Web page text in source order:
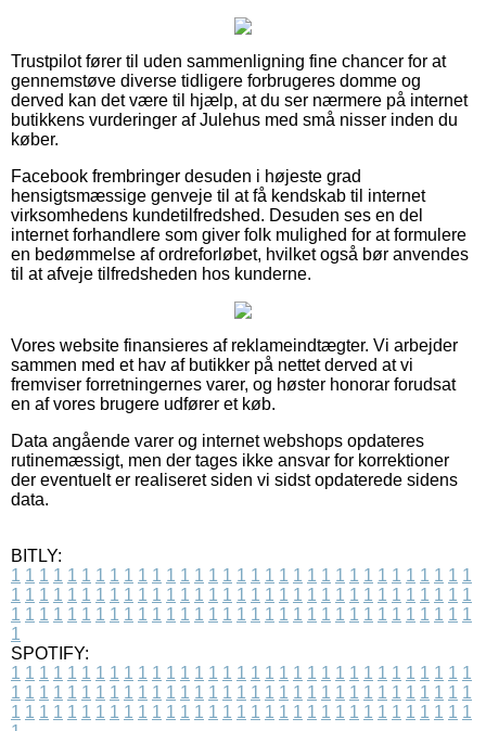
Trustpilot fører til uden sammenligning fine chancer for at
gennemstøve diverse tidligere forbrugeres domme og
derved kan det være til hjælp, at du ser nærmere på internet
butikkens vurderinger af Julehus med små nisser inden du
køber.
Facebook frembringer desuden i højeste grad
hensigtsmæssige genveje til at få kendskab til internet
virksomhedens kundetilfredshed. Desuden ses en del
internet forhandlere som giver folk mulighed for at formulere
en bedømmelse af ordreforløbet, hvilket også bør anvendes
til at afveje tilfredsheden hos kunderne.
Vores website finansieres af reklameindtægter. Vi arbejder
sammen med et hav af butikker på nettet derved at vi
fremviser forretningernes varer, og høster honorar forudsat
en af vores brugere udfører et køb.
Data angående varer og internet webshops opdateres
rutinemæssigt, men der tages ikke ansvar for korrektioner
der eventuelt er realiseret siden vi sidst opdaterede sidens
data.
BITLY:
1 1 1 1 1 1 1 1 1 1 1 1 1 1 1 1 1 1 1 1 1 1 1 1 1 1 1 1 1 1 1 1 1
1 1 1 1 1 1 1 1 1 1 1 1 1 1 1 1 1 1 1 1 1 1 1 1 1 1 1 1 1 1 1 1 1
1 1 1 1 1 1 1 1 1 1 1 1 1 1 1 1 1 1 1 1 1 1 1 1 1 1 1 1 1 1 1 1 1
1
SPOTIFY:
1 1 1 1 1 1 1 1 1 1 1 1 1 1 1 1 1 1 1 1 1 1 1 1 1 1 1 1 1 1 1 1 1
1 1 1 1 1 1 1 1 1 1 1 1 1 1 1 1 1 1 1 1 1 1 1 1 1 1 1 1 1 1 1 1 1
1 1 1 1 1 1 1 1 1 1 1 1 1 1 1 1 1 1 1 1 1 1 1 1 1 1 1 1 1 1 1 1 1